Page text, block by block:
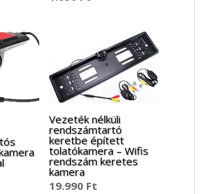
5.00
Vezeték nélküli
rendszámtartó
keretbe épített
tolatókamera – Wifis
rendszám keretes
kamera
19.990 Ft